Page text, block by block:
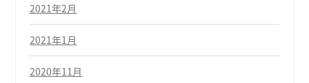
2021年2月
2021年1月
2020年11月